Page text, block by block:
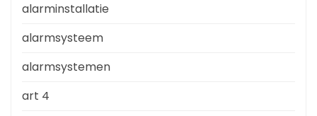
alarminstallatie
alarmsysteem
alarmsystemen
art 4